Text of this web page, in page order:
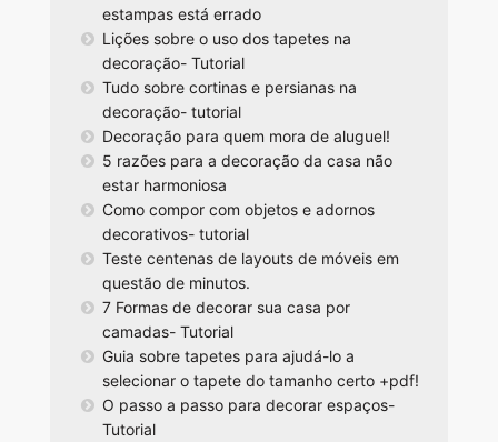
estampas está errado
Lições sobre o uso dos tapetes na
decoração- Tutorial
Tudo sobre cortinas e persianas na
decoração- tutorial
Decoração para quem mora de aluguel!
5 razões para a decoração da casa não
estar harmoniosa
Como compor com objetos e adornos
decorativos- tutorial
Teste centenas de layouts de móveis em
questão de minutos.
7 Formas de decorar sua casa por
camadas- Tutorial
Guia sobre tapetes para ajudá-lo a
selecionar o tapete do tamanho certo +pdf!
O passo a passo para decorar espaços-
Tutorial